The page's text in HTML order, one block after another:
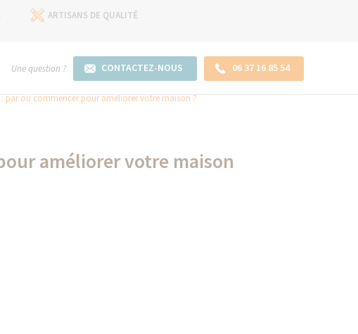
ARTISANS DE QUALITÉ
Une question ? CONTACTEZ-NOUS 06 37 16 85 54
par où commencer pour améliorer votre maison ?
améliorer votre maison